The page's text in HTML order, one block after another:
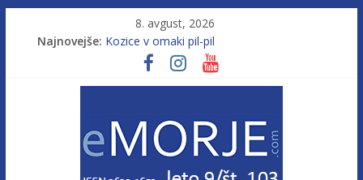
8. avgust, 2026
Najnovejše: Kozice v omaki pil-pil
Leto 9, št. 103; Licenca brez morja
Od morja do gorja 11